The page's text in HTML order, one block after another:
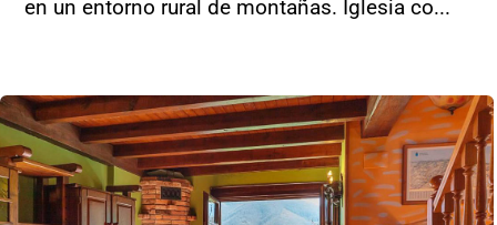
en un entorno rural de montañas. Iglesia co...